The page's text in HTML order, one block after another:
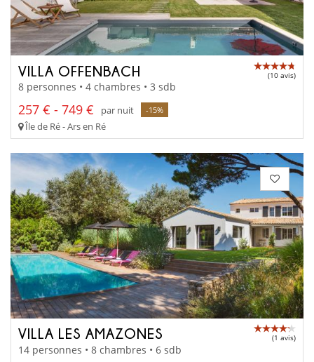
VILLA OFFENBACH (10 avis)
8 personnes • 4 chambres • 3 sdb
257 € - 749 € par nuit -15%
Île de Ré - Ars en Ré
VILLA LES AMAZONES (1 avis)
14 personnes • 8 chambres • 6 sdb